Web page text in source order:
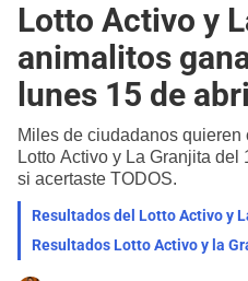
Lotto Activo y
animalitos
lunes 15 de abril
Miles de ciudadanos
Lotto Activo y La Granjita del
si acertaste TODOS.